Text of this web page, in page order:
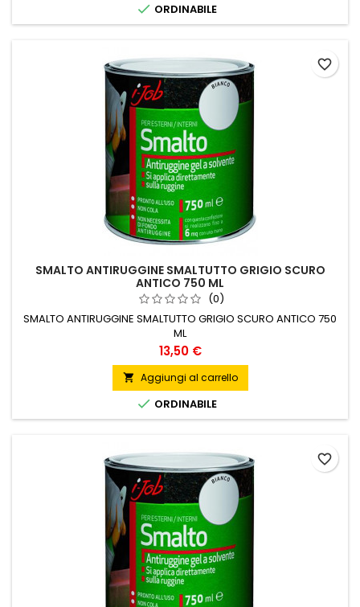
 ORDINABILE
SMALTO ANTIRUGGINE SMALTUTTO GRIGIO SCURO
ANTICO 750 ML
(0)
SMALTO ANTIRUGGINE SMALTUTTO GRIGIO SCURO ANTICO 750
ML
Prezzo
13,50 €
 Aggiungi al carrello
 ORDINABILE
favorite_border
favorite_border